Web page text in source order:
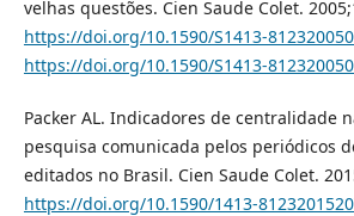
velhas questões. Cien Saude Colet.
https://doi.org/10.1590/S1413-
https://doi.org/10.1590/S1413-
Packer AL. Indicadores de centralidade
pesquisa comunicada pelos periódicos
editados no Brasil. Cien Saude Colet.
https://doi.org/10.1590/1413-